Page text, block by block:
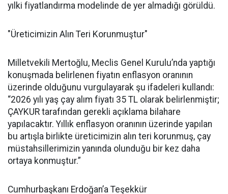
yılki fiyatlandırma modelinde de yer almadığı görüldü.
"Üreticimizin Alın Teri Korunmuştur"
Milletvekili Mertoğlu, Meclis Genel Kurulu’nda yaptığı
konuşmada belirlenen fiyatın enflasyon oranının
üzerinde olduğunu vurgulayarak şu ifadeleri kullandı:
“2026 yılı yaş çay alım fiyatı 35 TL olarak belirlenmiştir;
ÇAYKUR tarafından gerekli açıklama bilahare
yapılacaktır. Yıllık enflasyon oranının üzerinde yapılan
bu artışla birlikte üreticimizin alın teri korunmuş, çay
müstahsillerimizin yanında olunduğu bir kez daha
ortaya konmuştur.”
Cumhurbaşkanı Erdoğan’a Teşekkür